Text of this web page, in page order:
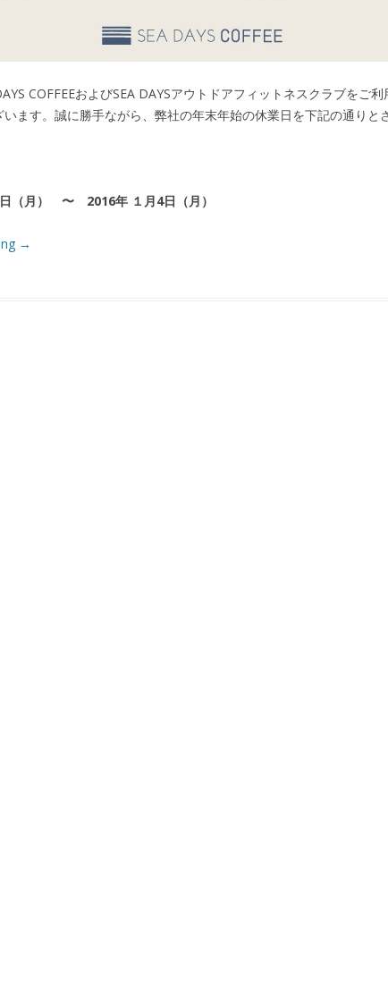
COFFEEおよびSEA DAYSアウトドアフィットネスクラブをご利
ます。誠に勝手ながら、弊社の年末年始の休業日を下記の通りと
（月） 〜 2016年 １月4日（月）
→